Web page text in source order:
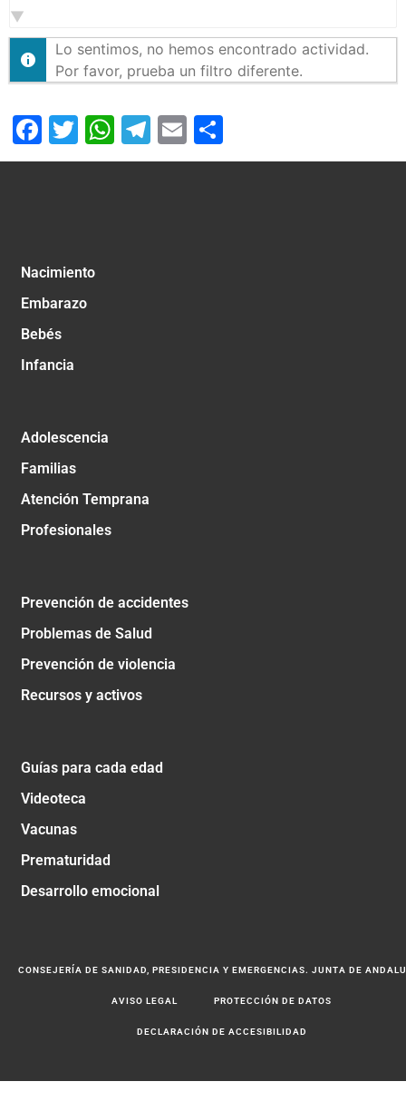
Lo sentimos, no hemos encontrado actividad.
Por favor, prueba un filtro diferente.
Facebook
Twitter
WhatsApp
Telegram
Email
Nacimiento
Embarazo
Bebés
Infancia
Adolescencia
Familias
Atención Temprana
Profesionales
Prevención de accidentes
Problemas de Salud
Prevención de violencia
Recursos y activos
Guías para cada edad
Videoteca
Vacunas
Prematuridad
Desarrollo emocional
CONSEJERÍA DE SANIDAD, PRESIDENCIA Y EMERGENCIAS. JUNTA DE
AVISO LEGAL PROTECCIÓN DE DATOS
DECLARACIÓN DE ACCESIBILIDAD